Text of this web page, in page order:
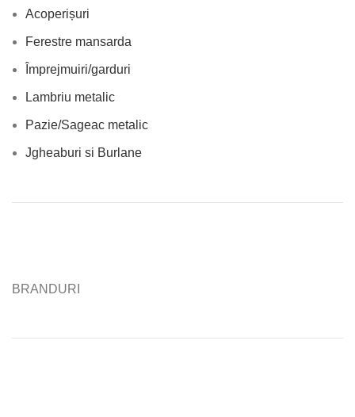
Acoperișuri
Ferestre mansarda
Împrejmuiri/garduri
Lambriu metalic
Pazie/Sageac metalic
Jgheaburi si Burlane
BRANDURI